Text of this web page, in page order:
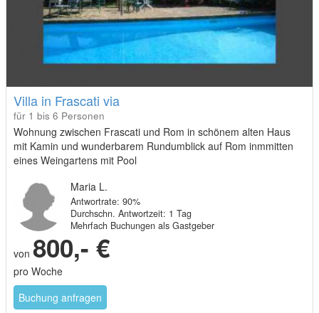
Villa in Frascati via
für 1 bis 6 Personen
Wohnung zwischen Frascati und Rom in schönem alten Haus
mit Kamin und wunderbarem Rundumblick auf Rom inmmitten
eines Weingartens mit Pool
Maria L.
Antwortrate: 90%
Durchschn. Antwortzeit: 1 Tag
Mehrfach Buchungen als Gastgeber
von 800,- €
pro Woche
Buchung anfragen